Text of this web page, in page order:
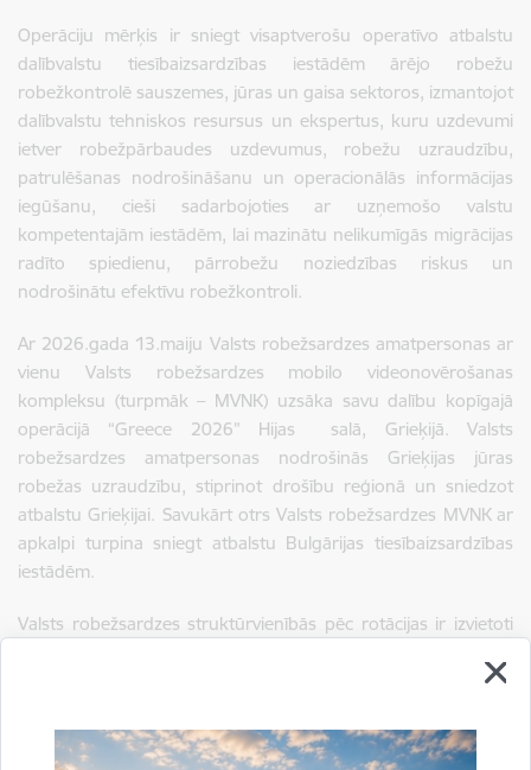
Operāciju mērķis ir sniegt visaptverošu operatīvo atbalstu
dalībvalstu tiesībaizsardzības iestādēm ārējo robežu
robežkontrolē sauszemes, jūras un gaisa sektoros, izmantojot
dalībvalstu tehniskos resursus un ekspertus, kuru uzdevumi
ietver robežpārbaudes uzdevumus, robežu uzraudzību,
patrulēšanas nodrošināšanu un operacionālās informācijas
iegūšanu, cieši sadarbojoties ar uzņemošo valstu
kompetentajām iestādēm, lai mazinātu nelikumīgās migrācijas
radīto spiedienu, pārrobežu noziedzības riskus un
nodrošinātu efektīvu robežkontroli.
Ar 2026.gada 13.maiju Valsts robežsardzes amatpersonas ar
vienu Valsts robežsardzes mobilo videonovērošanas
kompleksu (turpmāk – MVNK) uzsāka savu dalību kopīgajā
operācijā “Greece 2026” Hijas
salā, Grieķijā. Valsts
robežsardzes amatpersonas nodrošinās Grieķijas jūras
robežas uzraudzību, stiprinot drošību reģionā un sniedzot
atbalstu Grieķijai. Savukārt otrs Valsts robežsardzes MVNK ar
apkalpi turpina sniegt atbalstu Bulgārijas tiesībaizsardzības
iestādēm.
Valsts robežsardzes struktūrvienībās pēc rotācijas ir izvietoti
Austrijas, Francijas, Igaunijas, Itālijas, Lietuvas, Maltas,
Ungārijas, Vācijas un Zviedrijas, kas sniedz atbalstu Valsts
robežsardzei, izmantojot Frontex aģentūras apvidus